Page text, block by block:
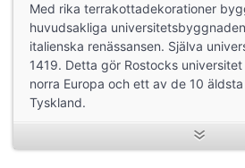
Med rika terrakottadekorationer
huvudsakliga
italienska renässansen. Själva
1419. Detta gör Rostocks
norra Europa och ett av de 10
Tyskland.
De grundande fakulteterna för